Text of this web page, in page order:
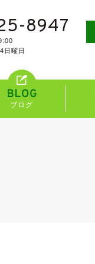
8947
日曜日
BLOG
ブログ